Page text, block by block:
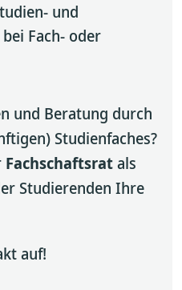
und
Fach- oder
und Beratung durch
Studienfaches?
Fachschaftsratals
Studierenden Ihre
auf!